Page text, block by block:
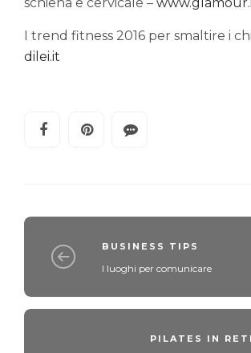
I trend fitness 2016 per smaltire i
dilei.it
BUSINESS TIPS
I luoghi per comunicare
PILATES IN